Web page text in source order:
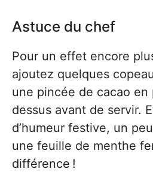
Astuce du chef
Pour un effet encore
ajoutez quelques
une pincée de cacao en
dessus avant de servir.
d’humeur festive, un
une feuille de menthe
différence !